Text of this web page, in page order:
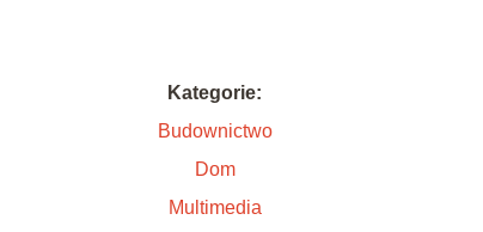
Kategorie:
Budownictwo
Dom
Multimedia